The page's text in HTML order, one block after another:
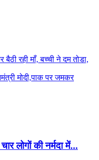
रही माँ, बच्ची ने दम तोडा,
मोदी,पाक पर जमकर
लोगों की नर्मदा में...